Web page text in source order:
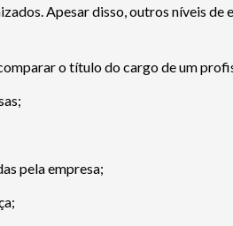
Apesar disso, outros níveis
o título do cargo de um
pela empresa;